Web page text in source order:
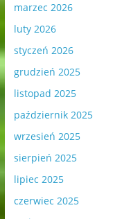
marzec 2026
luty 2026
styczeń 2026
grudzień 2025
listopad 2025
październik 2025
wrzesień 2025
sierpień 2025
lipiec 2025
czerwiec 2025